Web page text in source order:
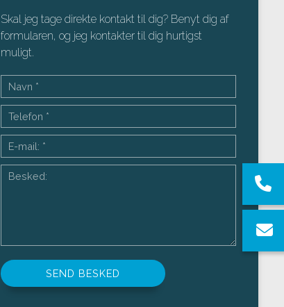
Skal jeg tage direkte kontakt til dig? Benyt dig af
formularen, og jeg kontakter til dig hurtigst
muligt.